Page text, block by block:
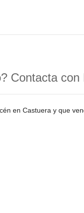
Contacta con
en Castuera y que